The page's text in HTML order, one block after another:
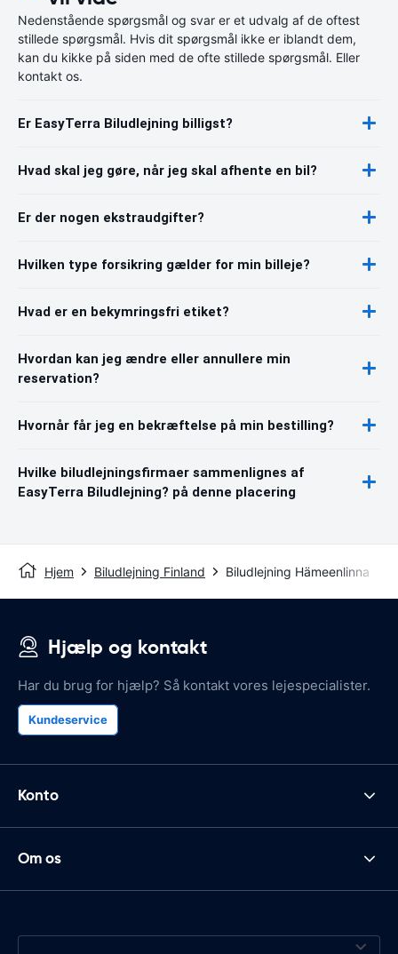
Nedenstående spørgsmål og svar er et udvalg af de oftest
stillede spørgsmål. Hvis dit spørgsmål ikke er iblandt dem,
kan du kikke på siden med de ofte stillede spørgsmål. Eller
kontakt os.
Er EasyTerra Biludlejning billigst?
Hvad skal jeg gøre, når jeg skal afhente en bil?
Er der nogen ekstraudgifter?
Hvilken type forsikring gælder for min billeje?
Hvad er en bekymringsfri etiket?
Hvordan kan jeg ændre eller annullere min
reservation?
Hvornår får jeg en bekræftelse på min bestilling?
Hvilke biludlejningsfirmaer sammenlignes af
EasyTerra Biludlejning? på denne placering
Hjem Biludlejning Finland Biludlejning Hämeenlinna
Hjælp og kontakt
Har du brug for hjælp? Så kontakt vores lejespecialister.
Kundeservice
Konto
Om os